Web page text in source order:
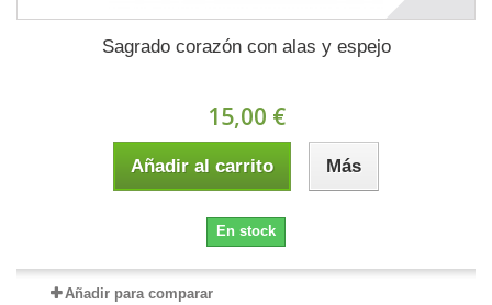
Sagrado corazón con alas y espejo
15,00 €
Añadir al carrito Más
En stock
Añadir para comparar